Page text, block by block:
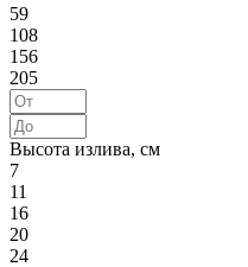
59
108
156
205
Высота излива, см
7
11
16
20
24